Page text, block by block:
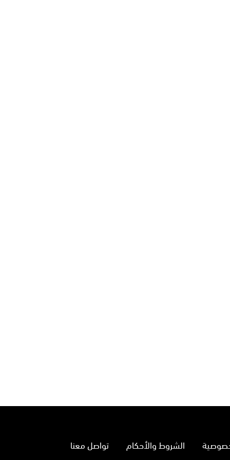
الشروط والأحكام
تواصل معنا